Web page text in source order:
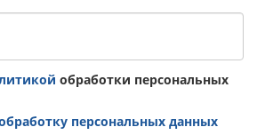
обработки персональных
персональных данных